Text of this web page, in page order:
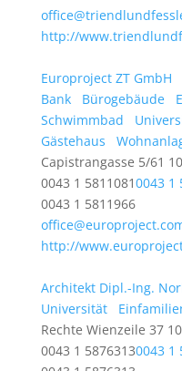
http://
Europroject ZT GmbH
Bank
Bürogebäude
Schwimmbad
Gästehaus
Capistrangasse 5/61
0043 1 58110810043 1
0043 1 5811966
http://
Architekt Dipl.-Ing.
Universität
Rechte Wienzeile 37
0043 1 58763130043 1